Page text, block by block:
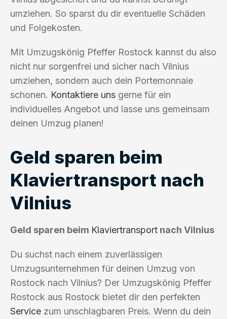
umziehen. So sparst du dir eventuelle Schäden
und Folgekosten.
Mit Umzugskönig Pfeffer Rostock kannst du also
nicht nur sorgenfrei und sicher nach Vilnius
umziehen, sondern auch dein Portemonnaie
schonen. Kontaktiere uns gerne für ein
individuelles Angebot und lasse uns gemeinsam
deinen Umzug planen!
Geld sparen beim
Klaviertransport nach
Vilnius
Geld sparen beim Klaviertransport nach Vilnius
Du suchst nach einem zuverlässigen
Umzugsunternehmen für deinen Umzug von
Rostock nach Vilnius? Der Umzugskönig Pfeffer
Rostock aus Rostock bietet dir den perfekten
Service zum unschlagbaren Preis. Wenn du dein